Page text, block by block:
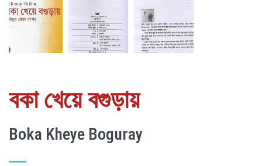
বকা খেয়ে বগুড়ায়
Boka Kheye Boguray